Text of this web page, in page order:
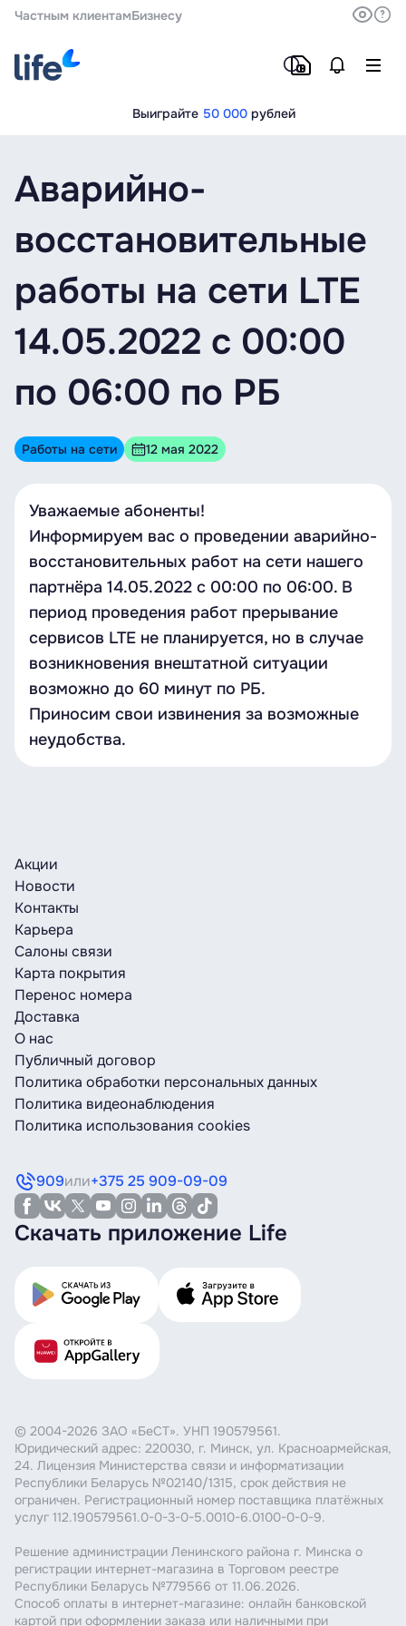
Частным клиентамБизнесу
Выиграйте 50 000 рублей
Аварийно-
восстановительные
работы на сети LTE
14.05.2022 с 00:00
по 06:00 по РБ
Работы на сети 12 мая 2022
Уважаемые абоненты!
Информируем вас о проведении аварийно-
восстановительных работ на сети нашего
партнёра 14.05.2022 с 00:00 по 06:00. В
период проведения работ прерывание
сервисов LTE не планируется, но в случае
возникновения внештатной ситуации
возможно до 60 минут по РБ.
Приносим свои извинения за возможные
неудобства.
Акции
Новости
Контакты
Карьера
Салоны связи
Карта покрытия
Перенос номера
Доставка
О нас
Публичный договор
Политика обработки персональных данных
Политика видеонаблюдения
Политика использования cookies
909или+375 25 909-09-09
Скачать приложение Life
© 2004-2026 ЗАО «БеСТ». УНП 190579561.
Юридический адрес: 220030, г. Минск, ул. Красноармейская,
24. Лицензия Министерства связи и информатизации
Республики Беларусь №02140/1315, срок действия не
ограничен. Регистрационный номер поставщика платёжных
услуг 112.190579561.0-0-3-0-5.0010-6.0100-0-0-9.
Решение администрации Ленинского района г. Минска о
регистрации интернет-магазина в Торговом реестре
Республики Беларусь №779566 от 11.06.2026.
Способ оплаты в интернет-магазине: онлайн банковской
картой при оформлении заказа или наличными при